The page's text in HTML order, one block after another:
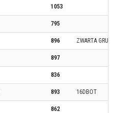
1053
795
896 ZWARTA GRUPA
897
836
893 16DBOT
862